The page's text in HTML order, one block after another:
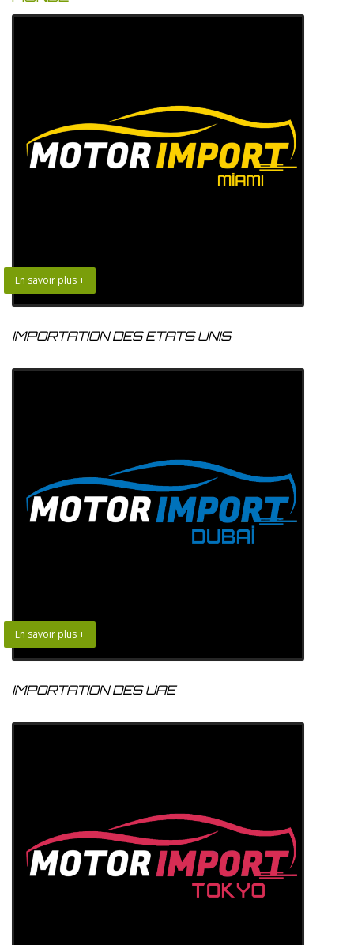
En savoir plus +
IMPORTATION DES ETATS UNIS
En savoir plus +
IMPORTATION DES UAE